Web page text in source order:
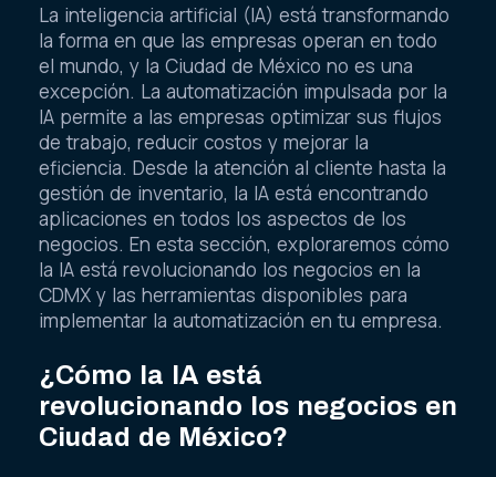
La inteligencia artificial (IA) está transformando
la forma en que las empresas operan en todo
el mundo, y la Ciudad de México no es una
excepción. La automatización impulsada por la
IA permite a las empresas optimizar sus flujos
de trabajo, reducir costos y mejorar la
eficiencia. Desde la atención al cliente hasta la
gestión de inventario, la IA está encontrando
aplicaciones en todos los aspectos de los
negocios. En esta sección, exploraremos cómo
la IA está revolucionando los negocios en la
CDMX y las herramientas disponibles para
implementar la automatización en tu empresa.
¿Cómo la IA está
revolucionando los negocios en
Ciudad de México?